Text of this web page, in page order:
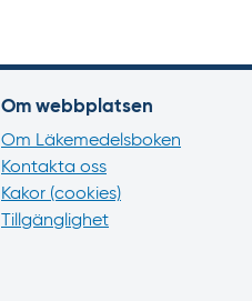
Om webbplatsen
Om Läkemedelsboken
Kontakta oss
Kakor (cookies)
Tillgänglighet